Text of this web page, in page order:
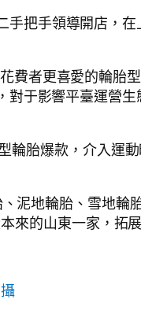
把手領導開店，
者更喜愛的輪胎
對于影響平臺運營
輪胎爆款，介入運
泥地輪胎、雪地輪
的山東一家，拓